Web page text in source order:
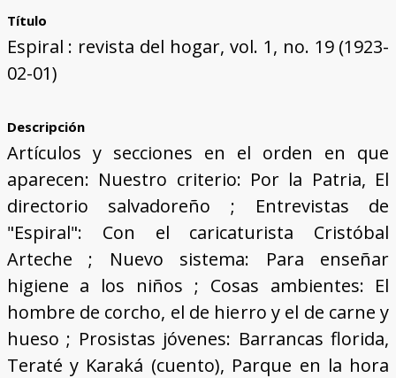
CONTACTOS
Título
Espiral : revista del hogar, vol. 1, no. 19 (1923-
02-01)
Descripción
Artículos y secciones en el orden en que
aparecen: Nuestro criterio: Por la Patria, El
directorio salvadoreño ; Entrevistas de
"Espiral": Con el caricaturista Cristóbal
Arteche ; Nuevo sistema: Para enseñar
higiene a los niños ; Cosas ambientes: El
hombre de corcho, el de hierro y el de carne y
hueso ; Prosistas jóvenes: Barrancas florida,
Teraté y Karaká (cuento), Parque en la hora